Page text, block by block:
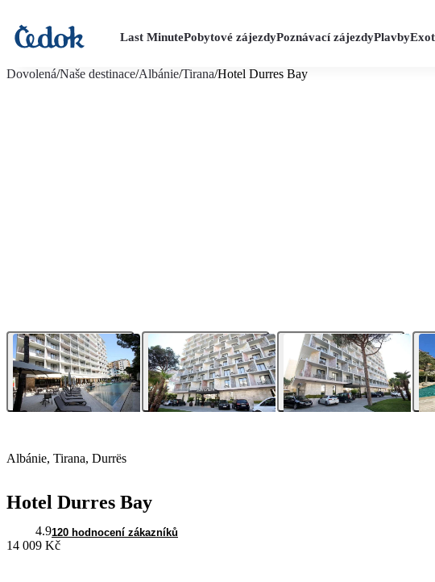
Last MinutePobytové zájezdyPoznávací zájezdyPlavby
Dovolená/Naše destinace/Albánie/Tirana/Hotel Durres Bay
Albánie, Tirana, Durrës
Hotel Durres Bay
4.9120 hodnocení zákazníků
14 009 Kč